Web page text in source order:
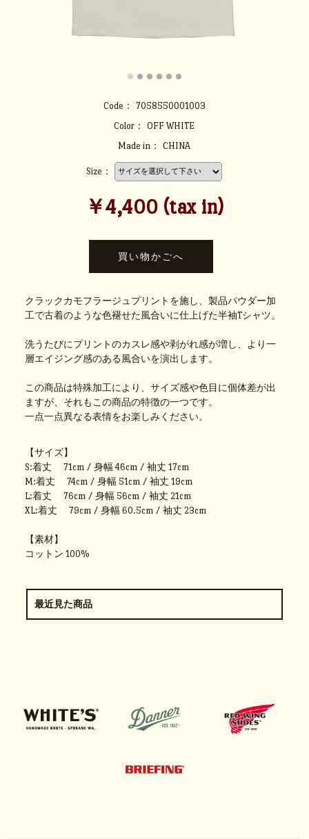
Code：
7058550001003
Color：
OFF WHITE
Made in：
CHINA
Size：
￥4,400 (tax in)
クラックカモフラージュプリントを施し、製品パウダー加
工で古着のような色褪せた風合いに仕上げた半袖Tシャツ。
洗うたびにプリントのカスレ感や剥がれ感が増し、より一
層エイジング感のある風合いを演出します。
この商品は特殊加工により、サイズ感や色目に個体差が出
ますが、それもこの商品の特徴の一つです。
一点一点異なる表情をお楽しみください。
【サイズ】
S:着丈 71cm / 身幅 46cm / 袖丈 17cm
M:着丈 74cm / 身幅 51cm / 袖丈 19cm
L:着丈 76cm / 身幅 56cm / 袖丈 21cm
XL:着丈 79cm / 身幅 60.5cm / 袖丈 23cm
【素材】
コットン 100%
最近見た商品